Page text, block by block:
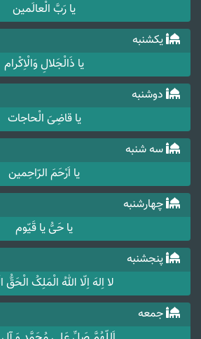
یا رَبَّ الْعالَمین
یکشنبه
یا ذَالْجَلالِ وَالْاِکْرام
دوشنبه
یا قاضِیَ الْحاجات
سه شنبه
یا اَرْحَمَ الرّاحِمین
چهارشنبه
یا حَیُّ یا قَیّوم
پنجشنبه
لا اِلهَ اِلّا اللهُ الْمَلِکُ الْحَقُّ
جمعه